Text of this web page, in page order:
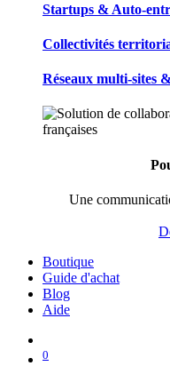
Startups & Auto-
Collectivités
Réseaux multi-sites
Une
Boutique
Guide d'achat
Blog
Aide
0